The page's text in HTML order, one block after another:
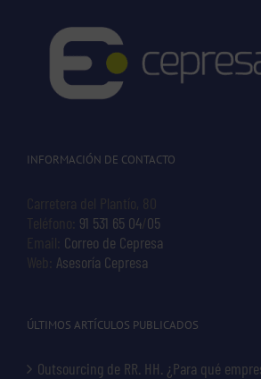
INFORMACIÓN DE CONTACTO
Carretera del Plantío, 80
Teléfono: 91 531 65 04 05
Email: Correo de Cepresa
Web: Asesoría Cepresa
ÚLTIMOS ARTÍCULOS PUBLICADOS
Outsourcing de RR. HH. ¿Para qué